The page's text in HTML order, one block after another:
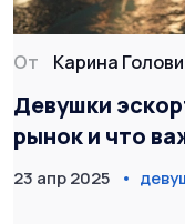
От Карина
Девушки
рынок и что
23 апр 2025